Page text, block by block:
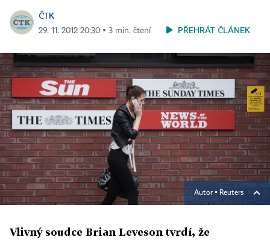
ČTK
29. 11. 2012 20:30 ▪ 3 min. čtení PŘEHRÁT ČLÁNEK
Autor ▪ Reuters
Vlivný soudce Brian Leveson tvrdí, že